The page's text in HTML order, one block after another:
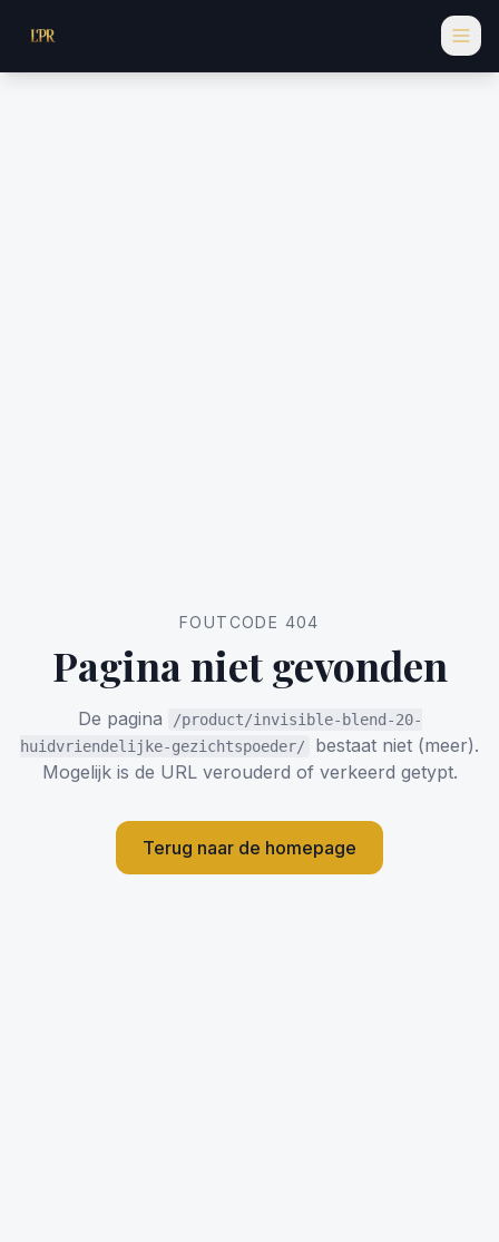
FOUTCODE 404
Pagina niet gevonden
De pagina
/product/invisible-blend-20-
huidvriendelijke-gezichtspoeder/
bestaat niet (meer).
Mogelijk is de URL verouderd of verkeerd getypt.
Terug naar de homepage